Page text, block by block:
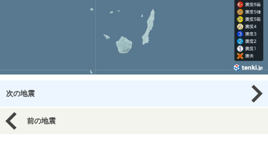
次の地震
前の地震